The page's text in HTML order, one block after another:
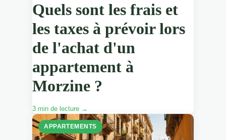
Quels sont les frais et
les taxes à prévoir lors
de l'achat d'un
appartement à
Morzine ?
3 min de lecture →
APPARTEMENTS